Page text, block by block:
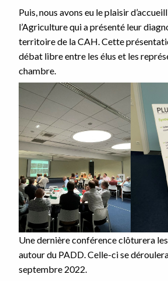
Puis, nous avons eu le plaisir
l’Agriculture qui a présenté leur
territoire de la CAH. Cette
débat libre entre les élus et les
chambre.
Une dernière conférence clôturera
autour du PADD. Celle-ci se
septembre 2022.